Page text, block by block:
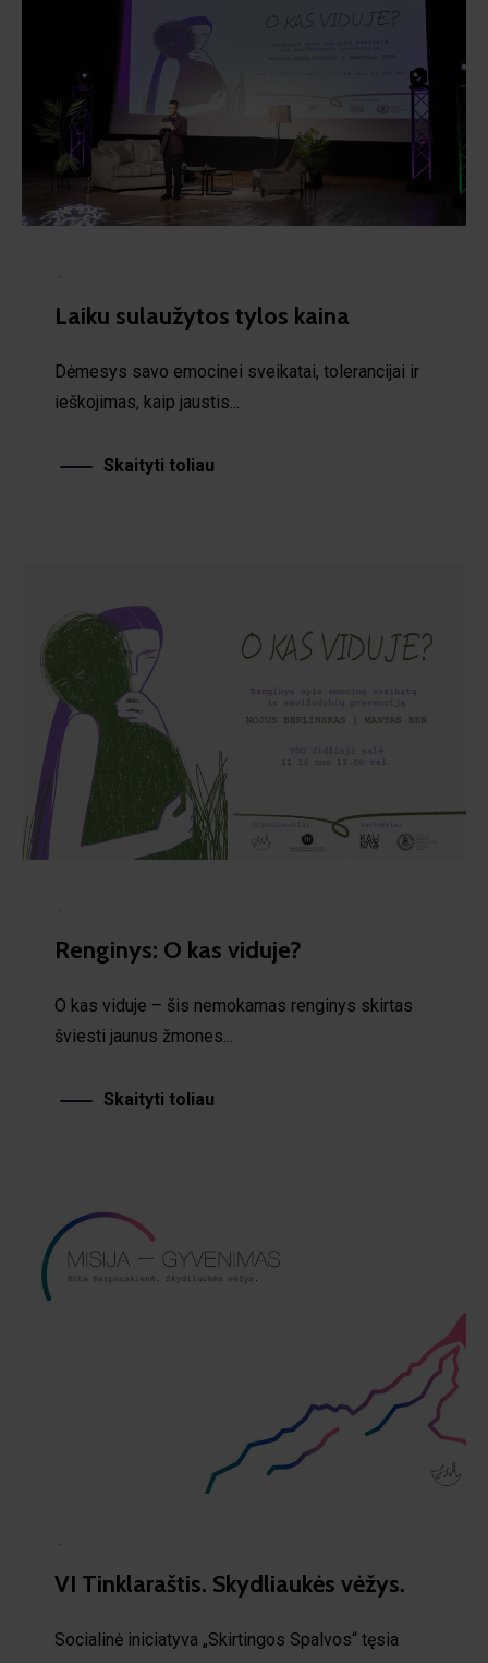
·
Laiku sulaužytos tylos kaina
Dėmesys savo emocinei sveikatai, tolerancijai ir
ieškojimas, kaip jaustis...
Skaityti toliau
Renginys: O kas viduje?
O kas viduje – šis nemokamas renginys skirtas
šviesti jaunus žmones...
Skaityti toliau
VI Tinklaraštis. Skydliaukės vėžys.
Socialinė iniciatyva „Skirtingos Spalvos“ tęsia